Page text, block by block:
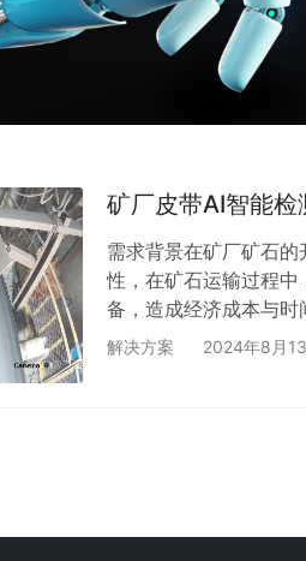
矿厂皮带AI智能检
需求背景在矿厂矿石
性，在矿石运输过程
备，造成经济成本与
生产规划》，其中规划
解决方案 2024年8月